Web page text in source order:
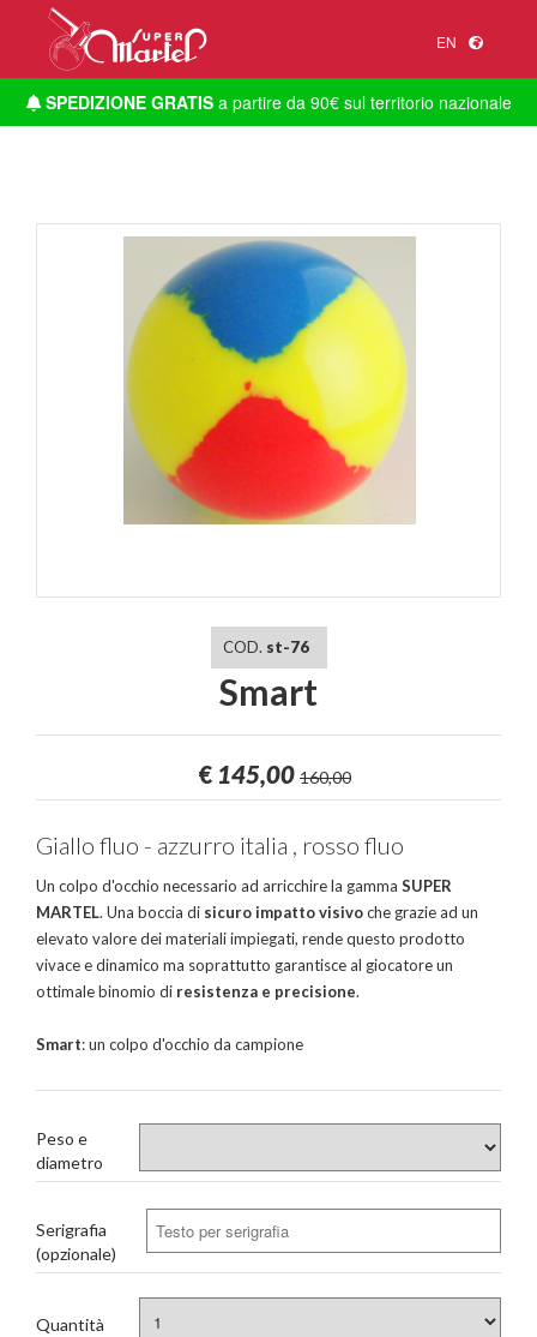
EN
SPEDIZIONE GRATISa partire da 90€ sul territorio nazionale
COD. st-76
Smart
€ 145,00 160,00
Giallo fluo - azzurro italia , rosso fluo
Un colpo d'occhio necessario ad arricchire la gamma SUPER
MARTEL. Una boccia di sicuro impatto visivoche grazie ad un
elevato valore dei materiali impiegati, rende questo prodotto
vivace e dinamico ma soprattutto garantisce al giocatore un
ottimale binomio di resistenza e precisione.
Smart: un colpo d'occhio da campione
Peso e
diametro
Serigrafia
(opzionale)
Quantità